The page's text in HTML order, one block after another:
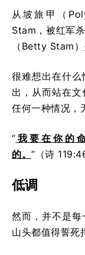
从坡旅甲（
Stam，被红军
（Betty Stam
很难想出在什
出，从而站在
任何一种情况，
“ 我要在你的
的。 ”（诗 119:46
低调
然而，并不是
山头都值得誓死